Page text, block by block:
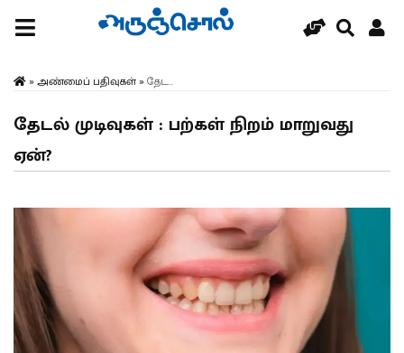
» அண்மைப் பதிவுகள்» தேட...
தேடல் முடிவுகள் : பற்கள் நிறம் மாறுவது
ஏன்?